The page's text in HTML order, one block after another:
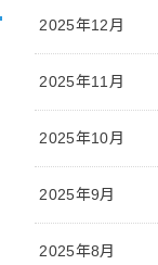
2025年12月
2025年11月
2025年10月
2025年9月
2025年8月